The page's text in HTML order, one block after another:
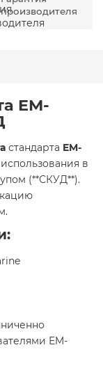
производителя
EM-
стандарта EM-
в
(**СКУД**).
EM-